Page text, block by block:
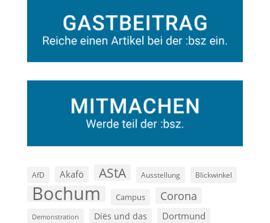
AfD Akafö AStA Ausstellung Blickwinkel
Bochum Campus Corona
Demonstration Diës und das Dortmund